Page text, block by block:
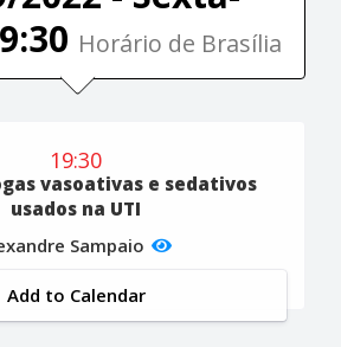
Horário de Brasília
19:30
vasoativas e sedativos
usados na UTI
Sampaio
Add to Calendar